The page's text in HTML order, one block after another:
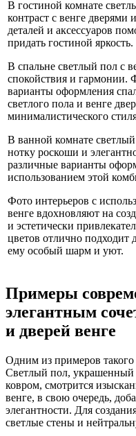
В гостиной комнате
контраст с венге
деталей и аксессуаров
придать гостиной яркость.
В спальне светлый пол с
спокойствия и гармонии.
варианты оформления
светлого пола и венге
минималистического
В ванной комнате
нотку роскоши и
различные варианты
использованием этой
Фото интерьеров с
венге вдохновляют на
и эстетически
цветов отлично подходит
ему особый шарм и уют.
Примеры
элегантным
и дверей венге
Одним из примеров такого
Светлый пол,
ковром, смотрится
венге, в свою очередь,
элегантности. Для
светлые стены и